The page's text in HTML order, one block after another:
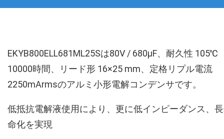
EKYB800ELL681ML25Sは80V / 680µF、耐久性 105℃
10000時間、リード形 16×25 mm、定格リプル電流
2250mArmsのアルミ小形電解コンデンサです。
低抵抗電解液使用により、更に低インピーダンス、
命化を実現